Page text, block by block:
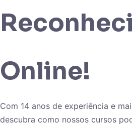
Online!​
Com 14 anos de experiência e
descubra como nossos cursos